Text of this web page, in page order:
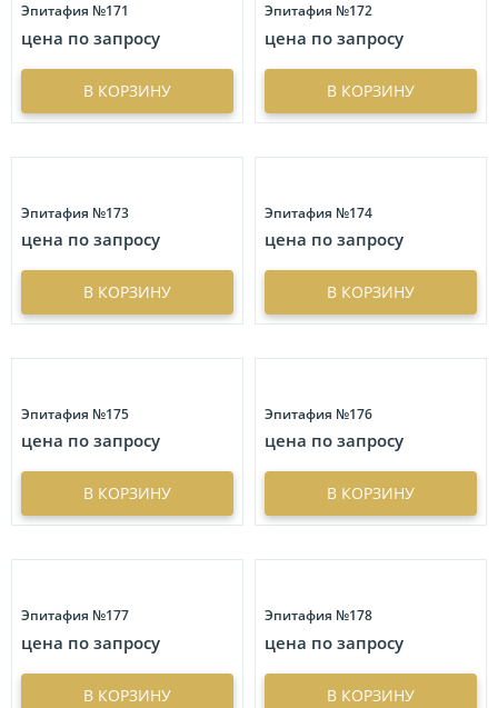
Эпитафия №171
цена по запросу
В КОРЗИНУ
Эпитафия №172
цена по запросу
В КОРЗИНУ
Эпитафия №173
цена по запросу
В КОРЗИНУ
Эпитафия №174
цена по запросу
В КОРЗИНУ
Эпитафия №175
цена по запросу
В КОРЗИНУ
Эпитафия №176
цена по запросу
В КОРЗИНУ
Эпитафия №177
цена по запросу
В КОРЗИНУ
Эпитафия №178
цена по запросу
В КОРЗИНУ